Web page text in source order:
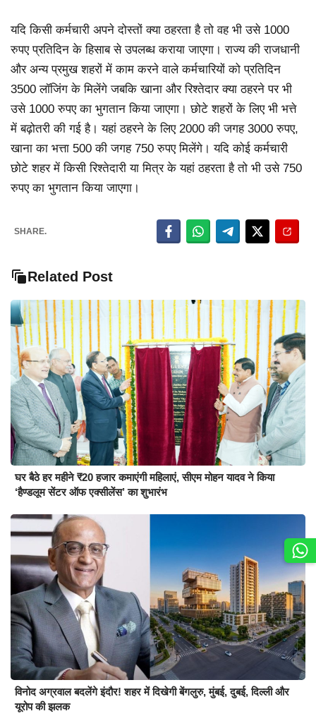
यदि किसी कर्मचारी अपने दोस्तों क्या ठहरता है तो वह भी उसे 1000
रुपए प्रतिदिन के हिसाब से उपलब्ध कराया जाएगा। राज्य की राजधानी
और अन्य प्रमुख शहरों में काम करने वाले कर्मचारियों को प्रतिदिन
3500 लॉजिंग के मिलेंगे जबकि खाना और रिश्तेदार क्या ठहरने पर भी
उसे 1000 रुपए का भुगतान किया जाएगा। छोटे शहरों के लिए भी भत्ते
में बढ़ोतरी की गई है। यहां ठहरने के लिए 2000 की जगह 3000 रुपए,
खाना का भत्ता 500 की जगह 750 रुपए मिलेंगे। यदि कोई कर्मचारी
छोटे शहर में किसी रिश्तेदारी या मित्र के यहां ठहरता है तो भी उसे 750
रुपए का भुगतान किया जाएगा।
SHARE.
Related Post
घर बैठे हर महीने ₹20 हजार कमाएंगी महिलाएं, सीएम मोहन यादव ने किया
‘हैण्डलूम सेंटर ऑफ एक्सीलेंस’ का शुभारंभ
विनोद अग्रवाल बदलेंगे इंदौर! शहर में दिखेगी बेंगलुरु, मुंबई, दुबई, दिल्ली और
यूरोप की झलक